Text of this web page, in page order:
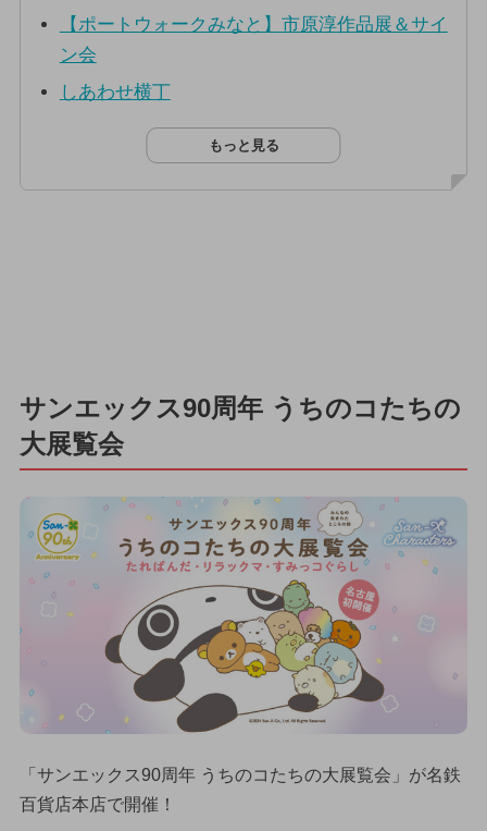
【ポートウォークみなと】市原淳作品展＆サイ
ン会
しあわせ横丁
もっと見る
サンエックス90周年 うちのコたちの
大展覧会
「サンエックス90周年 うちのコたちの大展覧会」が名鉄
百貨店本店で開催！